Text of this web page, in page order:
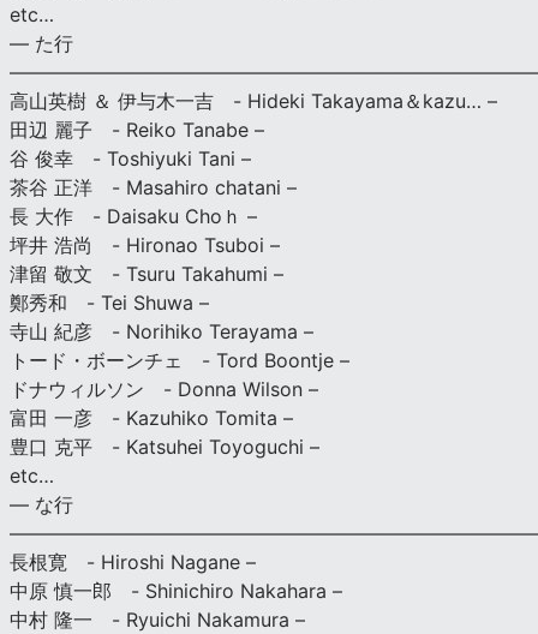
etc…
— た行
高山英樹 ＆ 伊与木一吉 - Hideki Takayama＆kazu… –
田辺 麗子 - Reiko Tanabe –
谷 俊幸 - Toshiyuki Tani –
茶谷 正洋 - Masahiro chatani –
長 大作 - Daisaku Choｈ –
坪井 浩尚 - Hironao Tsuboi –
津留 敬文 - Tsuru Takahumi –
鄭秀和 - Tei Shuwa –
寺山 紀彦 - Norihiko Terayama –
トード・ボーンチェ - Tord Boontje –
ドナウィルソン - Donna Wilson –
富田 一彦 - Kazuhiko Tomita –
豊口 克平 - Katsuhei Toyoguchi –
etc…
— な行
長根寛 - Hiroshi Nagane –
中原 慎一郎 - Shinichiro Nakahara –
中村 隆一 - Ryuichi Nakamura –